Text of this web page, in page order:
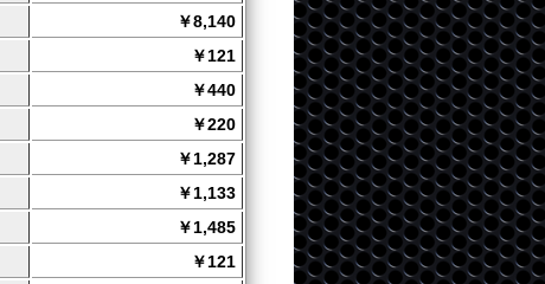
￥8,140
￥121
￥440
￥220
￥1,287
￥1,133
￥1,485
￥121